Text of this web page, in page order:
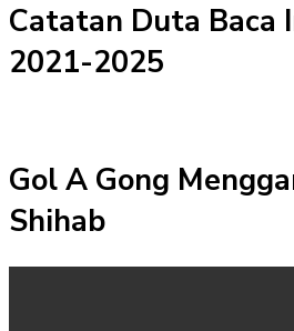
Catatan Duta Baca
2021-2025
Gol A Gong
Shihab